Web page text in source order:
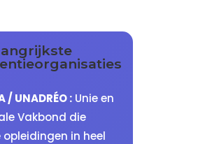
/ UNADRÉO :Unie en
Vakbond die
opleidingen in heel